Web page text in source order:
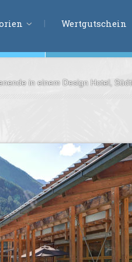
Wertgutschein
in einem Design Hotel,